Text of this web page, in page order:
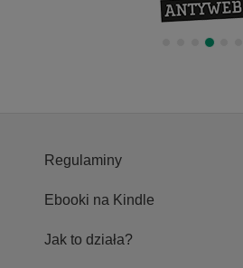
Regulaminy
Ebooki na Kindle
Jak to działa?